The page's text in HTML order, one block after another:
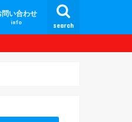
search
問い合わせ
info